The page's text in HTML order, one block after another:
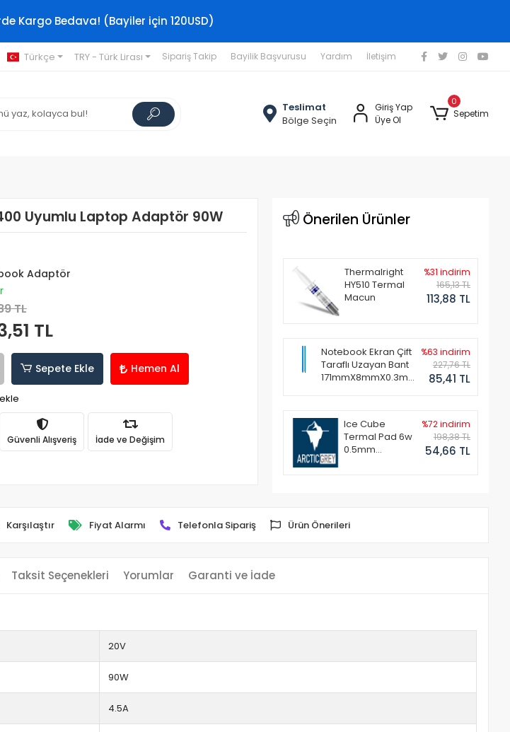
Kargo Bedava! (Bayiler için 120USD)
Türkçe TRY - Türk Lirası Sipariş Takip Bayilik Başvurusu Yardım İletişim
Teslimat
Bölge Seçin
Giriş Yap
Üye Ol
0
Sepetim
Uyumlu Laptop Adaptör 90W
Adaptör
TL
TL
Sepete Ekle Hemen Al
Güvenli Alışveriş İade ve Değişim
Önerilen Ürünler
Thermalright
HY510 Termal
Macun
%31 indirim
165,13 TL
113,88 TL
Notebook Ekran Çift
Taraflı Uzayan Bant
171mmX8mmX0.3mm
%63 indirim
227,76 TL
85,41 TL
Ice Cube
Termal Pad 6w
0.5mm
%72 indirim
198,38 TL
54,66 TL
Karşılaştır Fiyat Alarmı Telefonla Sipariş Ürün Önerileri
Taksit Seçenekleri Yorumlar Garanti ve İade
20V
90W
4.5A